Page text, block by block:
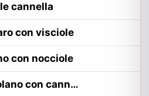
cannella
con visciole
con nocciole
Budino rustico tuscolano con cannella